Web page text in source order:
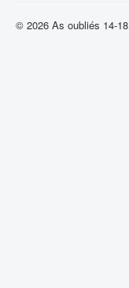
© 2026 As oubliés 14-18